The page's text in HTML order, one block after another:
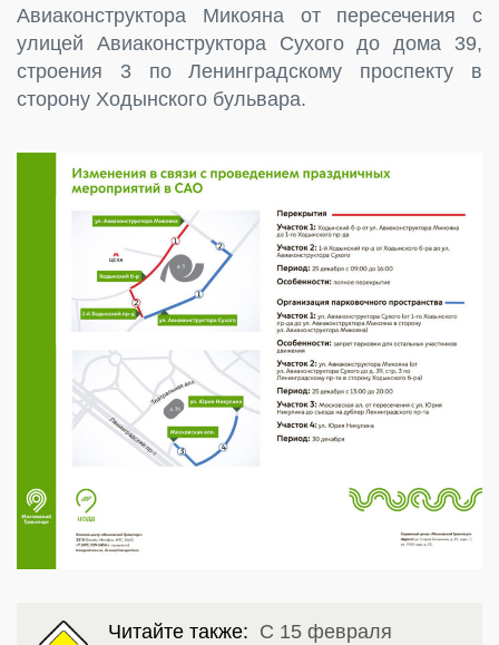
Авиаконструктора Микояна от пересечения с
улицей Авиаконструктора Сухого до дома 39,
строения 3 по Ленинградскому проспекту в
сторону Ходынского бульвара.
Читайте также: С 15 февраля